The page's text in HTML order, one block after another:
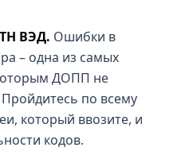
ВЭД. Ошибки в
– одна из самых
ДОПП не
по всему
который ввозите, и
кодов.